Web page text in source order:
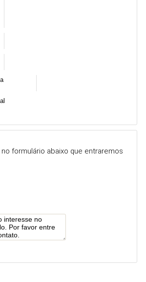
formulário abaixo que entraremos